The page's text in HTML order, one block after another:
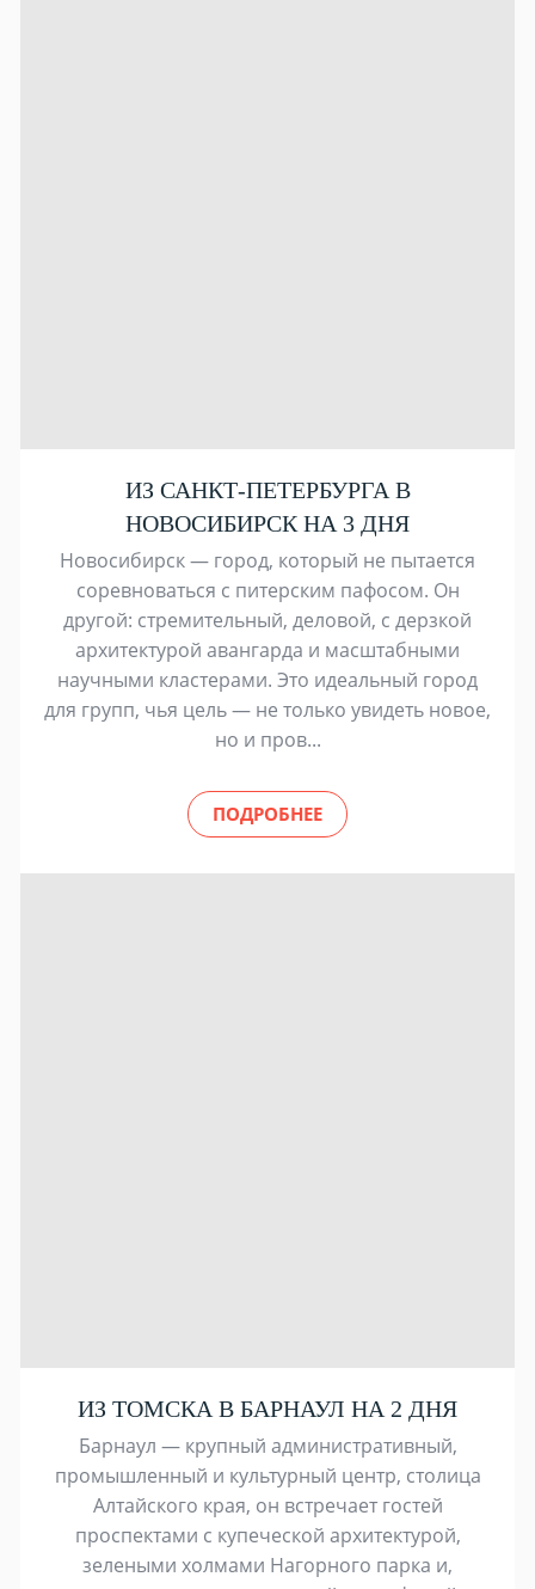
ИЗ САНКТ-ПЕТЕРБУРГА В
НОВОСИБИРСК НА 3 ДНЯ
Новосибирск — город, который не пытается
соревноваться с питерским пафосом. Он
другой: стремительный, деловой, с дерзкой
архитектурой авангарда и масштабными
научными кластерами. Это идеальный город
для групп, чья цель — не только увидеть новое,
но и пров...
ПОДРОБНЕЕ
ИЗ ТОМСКА В БАРНАУЛ НА 2 ДНЯ
Барнаул — крупный административный,
промышленный и культурный центр, столица
Алтайского края, он встречает гостей
проспектами с купеческой архитектурой,
зелеными холмами Нагорного парка и,